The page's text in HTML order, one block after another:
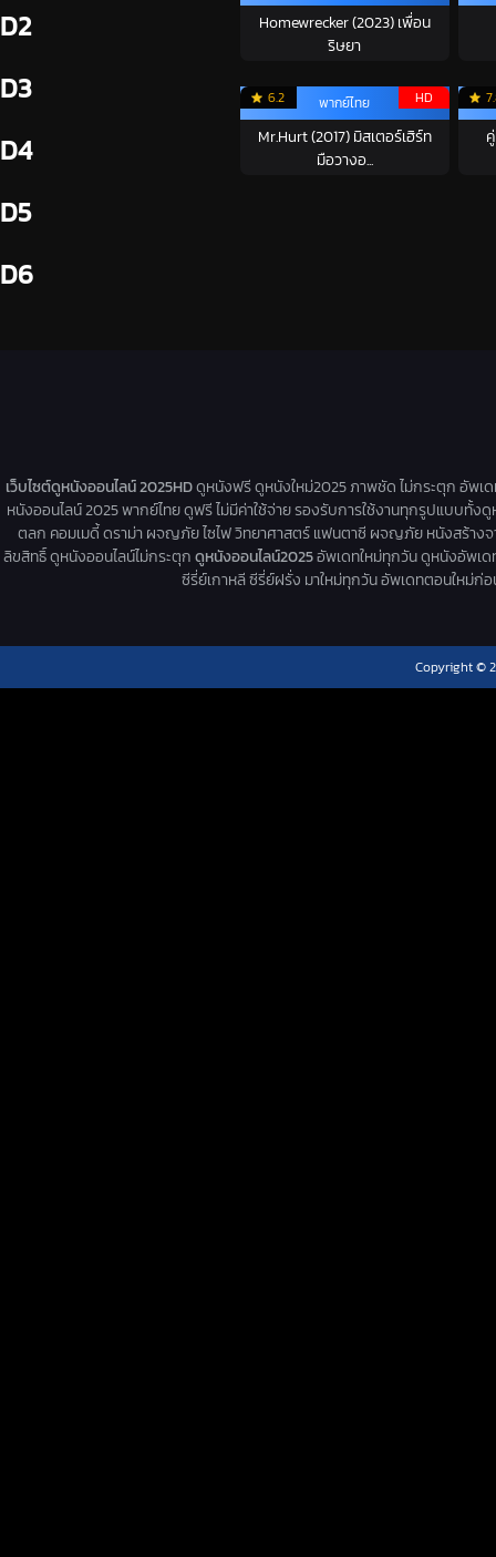
D2
D3
D4
D5
D6
Homewrecker (2023) เพื่อน
ริษยา
6.2 HD
พากย์ไทย
Mr.Hurt (2017) มิสเตอร์เฮิร์ท
มือวางอ...
เว็บไซต์ดูหนังออนไลน์ 2025HDดูหนังฟรี ดูหนังใหม่2025 ภาพชัด ไม่กระตุก อัพเ
หนังออนไลน์ 2025 พากย์ไทย ดูฟรี ไม่มีค่าใช้จ่าย รองรับการใช้งานทุกรูปแบบทั้
ตลก คอมเมดี้ ดราม่า ผจญภัย ไซไฟ วิทยาศาสตร์ แฟนตาซี ผจญภัย หนังสร้างจ
ลิขสิทธิ์ ดูหนังออนไลน์ไม่กระตุกดูหนังออนไลน์2025อัพเดทใหม่ทุกวัน ดูหนังอัพเด
ซีรี่ย์เกาหลี ซีรี่ย์ฝรั่ง มาใหม่ทุกวัน อัพเดทตอนใหม่ก่
Copyright ©